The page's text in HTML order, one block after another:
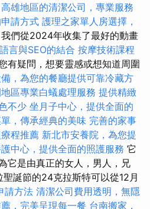
高雄地區的清潔公司，專業服務
請方式 護理之家單人房選擇，
我們從2024年收集了最好的動畫
言與SEO的結合 按摩技術課程
有疑問，想要靈感或想知道周圍
，為您的餐廳提供可靠冷藏方
區專業白蟻處理服務 提供精緻
不少 坐月子中心，提供全面的
，傳承經典的美味 完善的家事
程推薦 新北市安養院，為您提
中心，提供全面的照護服務 它
它是由真正的女人，男人，兄
誕節的24克拉斯特可以從12月
請方法 清潔公司費用透明，無隱
，完美呈現每一餐 台南搬家，